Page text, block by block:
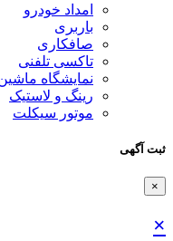
امداد خودرو
باربری
صافکاری
تاکسی تلفنی
نمایشگاه ماشین
رینگ و لاستیک
موتور سیکلت
ثبت آگهی
×
×